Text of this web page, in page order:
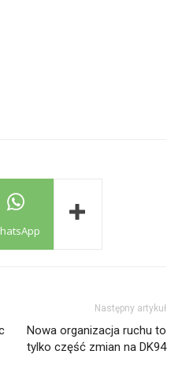
Następny artykuł
Nowa organizacja ruchu to
tylko część zmian na DK94